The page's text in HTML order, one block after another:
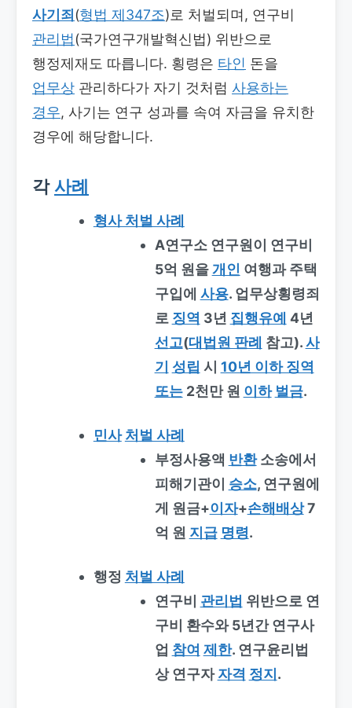
사기죄 (형법 제347조)로 처벌되며, 연구비
관리법(국가연구개발혁신법) 위반으로
행정제재도 따릅니다. 횡령은 타인 돈을
업무상 관리하다가 자기 것처럼 사용하는
경우, 사기는 연구 성과를 속여 자금을 유치한
경우에 해당합니다.
각사례
형사 처벌 사례
A연구소 연구원이 연구비
5억 원을개인 여행과 주택
구입에 사용. 업무상횡령죄
로 징역 3년 집행유예 4년
선고(대법원 판례 참고).사
기 성립 시 10년 이하 징역
또는2천만 원 이하 벌금.
민사 처벌 사례
부정사용액 반환소송에서
피해기관이 승소, 연구원에
게 원금+이자+손해배상7
억 원 지급 명령.
행정 처벌 사례
연구비 관리법 위반으로 연
구비 환수와 5년간 연구사
업 참여 제한. 연구윤리법
상 연구자자격 정지 .